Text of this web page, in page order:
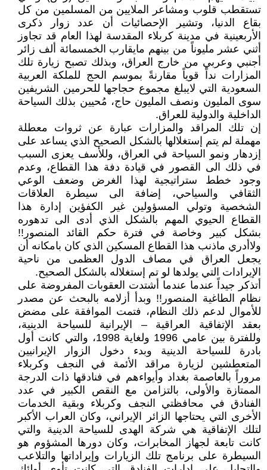
تستقطب قلوب ومشاعر الملايين من المسلمين من كل
بقاع الدنيا، وتشير الإحصائيات أن عدد زوار ذكرى
الأربعينية في مدينة كربلاء المقدسة لهذا العام قد تجاوز
أثني عشر مليوناً من بينهم مايقارب الخمسمائة ألف زائر
أجنبي وعربي من خارج العراق، وبذلك تصبح زيارة تلك
المزارات نداً قوياً مقارنةً بموسم الحج للملكة العربية
السعودية التي لايبلغ مجموع حجاجها للحرمين الشريفين
سوى المليون ونصف المليون حاج، مُحيين بذلك السياحة
الداخلية والدولية للعراق.
إن تلك المراقد والمزارات عبارة عن ثروات معطلة
مهملة لم يتم إستغلالها بالشكل الصحيح الذي يساعد على
إزدهار ونمو السياحة في العراق، وللأسف يعزى السبب
في ذلك الى القصور في قيادة دفة هذا القطاع، وعدم
وجود خطط ستراتيجية لهذا الغرض وضعف الوعي
الثقافي والسياحي، إضافة الى سيطرة العلاقات
الشخصية وتولي المسؤولين غير الكفؤين إدارة هذا
القطاع الحيوي المهم بالشكل الذي أدى الى تدهوره
بشكل كبير وخاصة في فترة حكم القائد المنصور!!
ولاأدري ماذنب هذا القطاع المسكين الذي كان بامكانه أن
يجعل العراق في مصاف الدول العظمى من ناحية
الإيرادات التي يولدها لو تم إستغلاله بالشكل الصحيح.
أتذكر جيداً عندما عندما أشتدت العقوبات المفروضة على
نظام الطاغية المنصور!! وبدأ أزلامه بالبحث عن مصدر
للأموال لدعم ذلك النظام، فتمت الموافقة على مضض
بعقد الإتفاقية العراقية – الإيرانية للسياحة الدينية،
وللفترة بين عامي 1996 ولغاية 1998، والتي كانت أول
بادرة للسياحة الدينية وبدء دخول الزوار الإيرانيين
المتعطشين لزيارة مراقد الأئمة في النجف وكربلاء
مروراً بالعاصمة بغداد وأيواءهم في فنادقها ذات الدرجة
الممتازة والأولى، بالتزامن مع النقص الكبير في عدد
الفنادق في محافظتي النجف وكربلاء وبقية الخدمات
الأخرى التي يحتاجها الزائر الإيراني، وكان العراب الأكبر
لتلك الإتفاقية هي شركة الهدى للسياحة الدينية والتي
كانت تابعة لجهاز المخابرات، وكان دورها المشؤوم هو
السيطرة على برنامج تلك الزيارات وإيراداتها والتلاعب